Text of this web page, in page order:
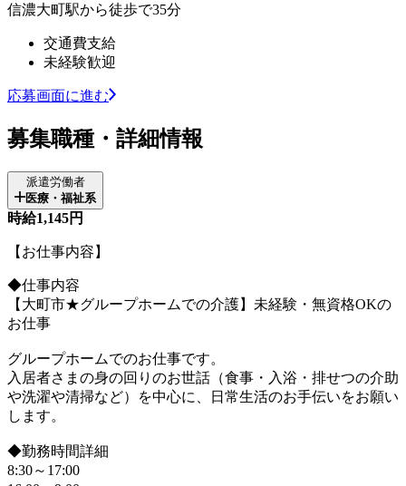
信濃大町駅から徒歩で35分
交通費支給
未経験歓迎
応募画面に進む
募集職種・詳細情報
派遣労働者
医療・福祉系
時給1,145円
【お仕事内容】
◆仕事内容
【大町市★グループホームでの介護】未経験・無資格OKの
お仕事
グループホームでのお仕事です。
入居者さまの身の回りのお世話（食事・入浴・排せつの介助
や洗濯や清掃など）を中心に、日常生活のお手伝いをお願い
します。
◆勤務時間詳細
8:30～17:00